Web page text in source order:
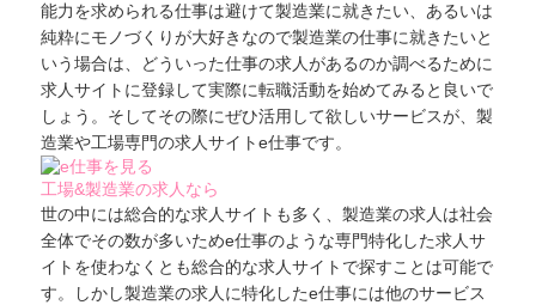
能力を求められる仕事は避けて製造業に就きたい、あるいは
純粋にモノづくりが大好きなので製造業の仕事に就きたいと
いう場合は、どういった仕事の求人があるのか調べるために
求人サイトに登録して実際に転職活動を始めてみると良いで
しょう。そしてその際にぜひ活用して欲しいサービスが、製
造業や工場専門の求人サイトe仕事です。
工場&製造業の求人なら
世の中には総合的な求人サイトも多く、製造業の求人は社会
全体でその数が多いためe仕事のような専門特化した求人サ
イトを使わなくとも総合的な求人サイトで探すことは可能で
す。しかし製造業の求人に特化したe仕事には他のサービス